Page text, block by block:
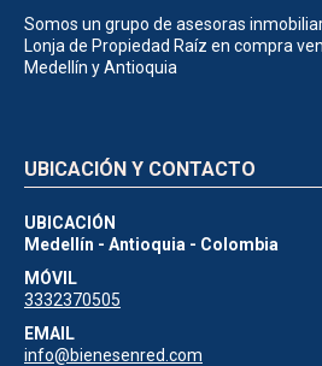
Somos un grupo de asesoras
Lonja de Propiedad Raíz en compra
Medellín y Antioquia
UBICACIÓN Y CONTACTO
UBICACIÓN
Medellín - Antioquia - Colombia
MÓVIL
3332370505
EMAIL
info@bienesenred.com